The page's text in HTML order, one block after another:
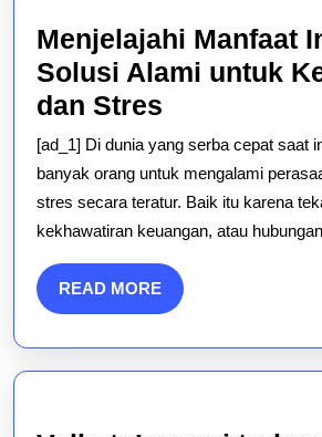
Menjelajahi Manfaat
Solusi Alami untuk
dan Stres
Manfaat
Inibet:
Solusi
Alami
untuk
Kecemasan
Stres
[ad_1] Di dunia yang serba cepat saat
banyak orang untuk mengalami
stres secara teratur. Baik itu karena
kekhawatiran keuangan, atau hubungan
READ MOREREAD
MORE